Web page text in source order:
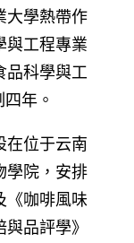
大學熱帶作
與工程專業
品科學與工
年。
在位于云南
學院，安排
《咖啡風味
品評學》